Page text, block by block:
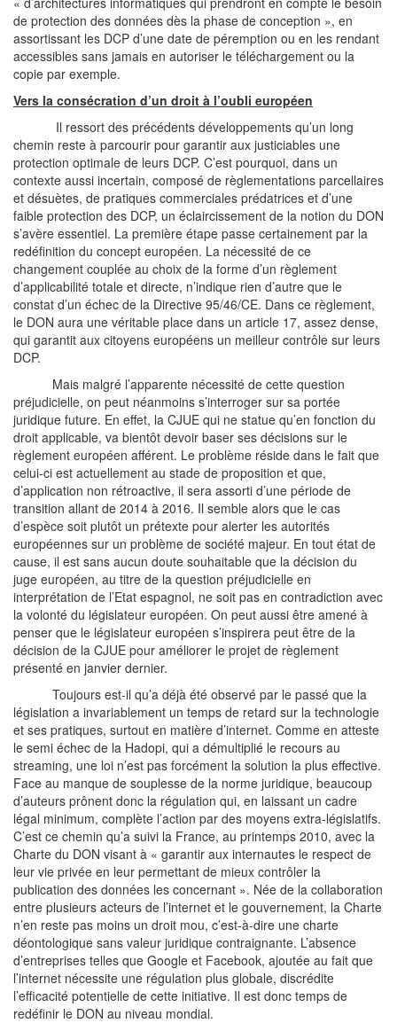
de protection des données dès la phase de conception », en
assortissant les DCP d’une date de péremption ou en les rendant
accessibles sans jamais en autoriser le téléchargement ou la
copie par exemple.
Vers la consécration d’un droit à l’oubli européen
Il ressort des précédents développements qu’un long
chemin reste à parcourir pour garantir aux justiciables une
protection optimale de leurs DCP. C’est pourquoi, dans un
contexte aussi incertain, composé de règlementations parcellaires
et désuètes, de pratiques commerciales prédatrices et d’une
faible protection des DCP, un éclaircissement de la notion du DON
s’avère essentiel. La première étape passe certainement par la
redéfinition du concept européen. La nécessité de ce
changement couplée au choix de la forme d’un règlement
d’applicabilité totale et directe, n’indique rien d’autre que le
constat d’un échec de la Directive 95/46/CE. Dans ce règlement,
le DON aura une véritable place dans un article 17, assez dense,
qui garantit aux citoyens européens un meilleur contrôle sur leurs
DCP.
Mais malgré l’apparente nécessité de cette question
préjudicielle, on peut néanmoins s’interroger sur sa portée
juridique future. En effet, la CJUE qui ne statue qu’en fonction du
droit applicable, va bientôt devoir baser ses décisions sur le
règlement européen afférent. Le problème réside dans le fait que
celui-ci est actuellement au stade de proposition et que,
d’application non rétroactive, il sera assorti d’une période de
transition allant de 2014 à 2016. Il semble alors que le cas
d’espèce soit plutôt un prétexte pour alerter les autorités
européennes sur un problème de société majeur. En tout état de
cause, il est sans aucun doute souhaitable que la décision du
juge européen, au titre de la question préjudicielle en
interprétation de l’Etat espagnol, ne soit pas en contradiction avec
la volonté du législateur européen. On peut aussi être amené à
penser que le législateur européen s’inspirera peut être de la
décision de la CJUE pour améliorer le projet de règlement
présenté en janvier dernier.
Toujours est-il qu’a déjà été observé par le passé que la
législation a invariablement un temps de retard sur la technologie
et ses pratiques, surtout en matière d’internet. Comme en atteste
le semi échec de la Hadopi, qui a démultiplié le recours au
streaming, une loi n’est pas forcément la solution la plus effective.
Face au manque de souplesse de la norme juridique, beaucoup
d’auteurs prônent donc la régulation qui, en laissant un cadre
légal minimum, complète l’action par des moyens extra-législatifs.
C’est ce chemin qu’a suivi la France, au printemps 2010, avec la
Charte du DON visant à « garantir aux internautes le respect de
leur vie privée en leur permettant de mieux contrôler la
publication des données les concernant ». Née de la collaboration
entre plusieurs acteurs de l’internet et le gouvernement, la Charte
n’en reste pas moins un droit mou, c’est-à-dire une charte
déontologique sans valeur juridique contraignante. L’absence
d’entreprises telles que Google et Facebook, ajoutée au fait que
l’internet nécessite une régulation plus globale, discrédite
l’efficacité potentielle de cette initiative. Il est donc temps de
redéfinir le DON au niveau mondial.